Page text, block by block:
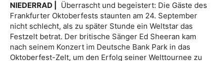
NIEDERRAD |
Überrascht und begeistert: Die Gäste des
Frankfurter Oktoberfests staunten am 24. September
nicht schlecht, als zu später Stunde ein Weltstar das
Festzelt betrat. Der britische Sänger Ed Sheeran kam
nach seinem Konzert im Deutsche Bank Park in das
Oktoberfest-Zelt, um den Erfolg seiner Welttournee zu